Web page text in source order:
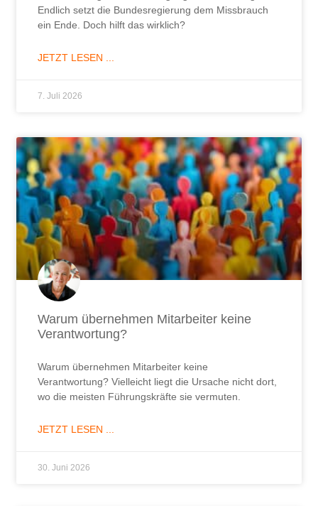
Endlich setzt die Bundesregierung dem Missbrauch
ein Ende. Doch hilft das wirklich?
JETZT LESEN ...
7. Juli 2026
Warum übernehmen Mitarbeiter keine
Verantwortung?
Warum übernehmen Mitarbeiter keine
Verantwortung? Vielleicht liegt die Ursache nicht dort,
wo die meisten Führungskräfte sie vermuten.
JETZT LESEN ...
30. Juni 2026